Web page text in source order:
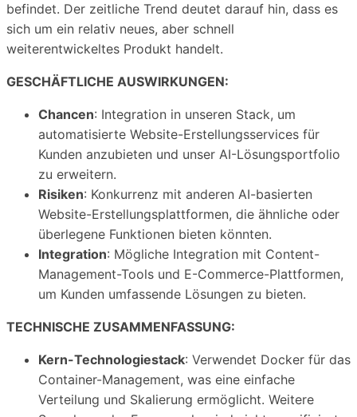
befindet. Der zeitliche Trend deutet darauf hin, dass es
sich um ein relativ neues, aber schnell
weiterentwickeltes Produkt handelt.
GESCHÄFTLICHE AUSWIRKUNGEN:
Chancen: Integration in unseren Stack, um
automatisierte Website-Erstellungsservices für
Kunden anzubieten und unser AI-Lösungsportfolio
zu erweitern.
Risiken: Konkurrenz mit anderen AI-basierten
Website-Erstellungsplattformen, die ähnliche oder
überlegene Funktionen bieten könnten.
Integration: Mögliche Integration mit Content-
Management-Tools und E-Commerce-Plattformen,
um Kunden umfassende Lösungen zu bieten.
TECHNISCHE ZUSAMMENFASSUNG:
Kern-Technologiestack: Verwendet Docker für das
Container-Management, was eine einfache
Verteilung und Skalierung ermöglicht. Weitere